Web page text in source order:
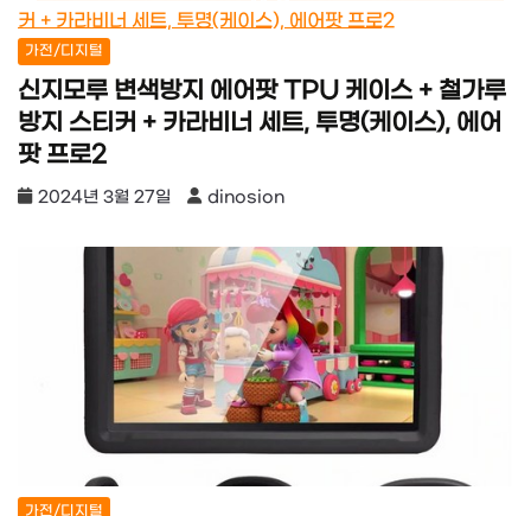
가전/디지털
신지모루 변색방지 에어팟 TPU 케이스 + 철가루
방지 스티커 + 카라비너 세트, 투명(케이스), 에어
팟 프로2
2024년 3월 27일 dinosion
가전/디지털